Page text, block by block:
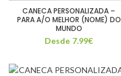
CANECA PERSONALIZADA –
PARA A/O MELHOR (NOME) DO
MUNDO
Desde 7.99€